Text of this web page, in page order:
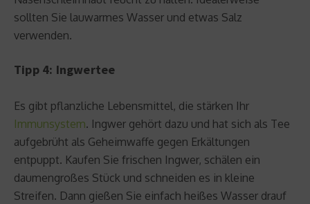
sollten Sie lauwarmes Wasser und etwas Salz
verwenden.
Tipp 4: Ingwertee
Es gibt pflanzliche Lebensmittel, die stärken Ihr
Immunsystem. Ingwer gehört dazu und hat sich als Tee
aufgebrüht als Geheimwaffe gegen Erkältungen
entpuppt. Kaufen Sie frischen Ingwer, schälen ein
daumengroßes Stück und schneiden es in kleine
Streifen. Dann gießen Sie einfach heißes Wasser drauf